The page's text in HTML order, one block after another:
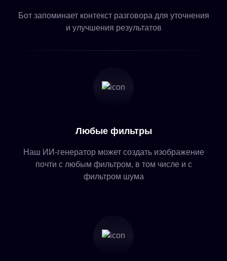
Бот запоминает контекст разговора для уточнения
и улучшения результатов
Любые фильтры
Наш ИИ-генератор может создать изображение
почти с любым фильтром, в том числе и с
фильтром шума